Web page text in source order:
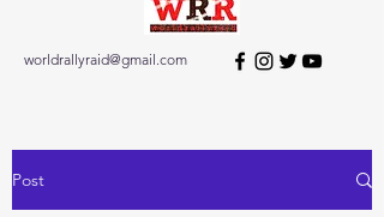
worldrallyraid@gmail.com
Post